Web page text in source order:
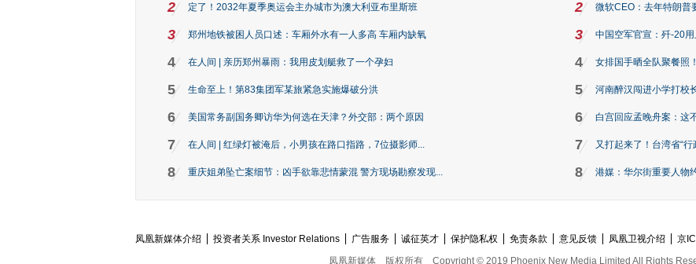
2 定了！2032年夏季奥运会主办城市为澳大利亚布里斯班
3 郑州地铁被困人员口述：车厢外水有一人多高 车厢内缺氧
4 在人间 | 亲历郑州暴雨：我用皮划艇救了一个孕妇
5 生命至上！第83集团军某旅紧急实施爆破分洪
6 美国常务副国务卿访华为何选在天津？外交部：两个原因
7 在人间 | 红绿灯被淹后，小男孩在路口指路，7位摄影师...
8 重庆姐弟坠亡案细节：凶手欲靠悲情蒙混 警方现场勘察发现...
2 微软CEO：去年特朗普
3 中国空军官宣：歼-20用
4 女排国手晒全队聚餐照
5 河南醉汉闯进小学打校
6 白宫回应孟晚舟案：这
7 又打起来了！台湾省“
8 港媒：华尔街重要人物
凤凰新媒体介绍 投资者关系 Investor Relations 广告服务 诚征英才 保护隐私权 免责条款 意见反馈 凤凰卫视介绍 京
凤凰新媒体
版权所有 Copyright © 2019 Phoenix New Media Limited All Rights